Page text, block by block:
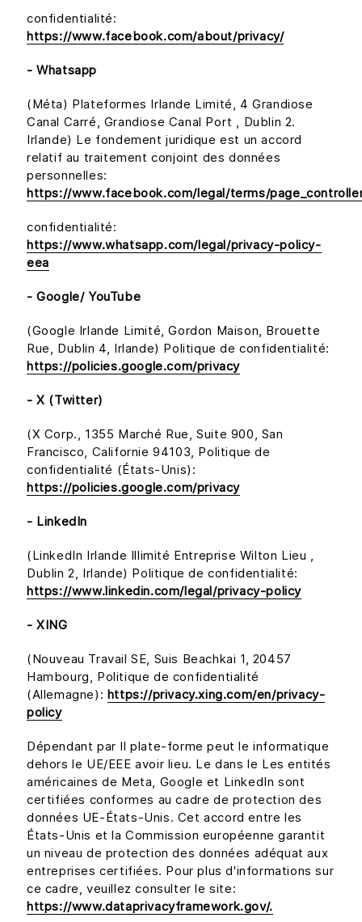
confidentialité:
https://www.facebook.com/about/privacy/
- Whatsapp
(Méta) Plateformes Irlande Limité, 4 Grandiose
Canal Carré, Grandiose Canal Port , Dublin 2.
Irlande) Le fondement juridique est un accord
relatif au traitement conjoint des données
personnelles:
https://www.facebook.com/legal/terms/
confidentialité:
https://www.whatsapp.com/legal/privacy-policy-
eea
- Google/ YouTube
(Google Irlande Limité, Gordon Maison, Brouette
Rue, Dublin 4, Irlande) Politique de confidentialité:
https://policies.google.com/privacy
- X (Twitter)
(X Corp., 1355 Marché Rue, Suite 900, San
Francisco, Californie 94103, Politique de
confidentialité (États-Unis):
https://policies.google.com/privacy
- LinkedIn
(LinkedIn Irlande Illimité Entreprise Wilton Lieu ,
Dublin 2, Irlande) Politique de confidentialité:
https://www.linkedin.com/legal/privacy-policy
- XING
(Nouveau Travail SE, Suis Beachkai 1, 20457
Hambourg, Politique de confidentialité
(Allemagne): https://privacy.xing.com/en/privacy-
policy
Dépendant par Il plate-forme peut le informatique
dehors le UE/EEE avoir lieu. Le dans le Les entités
américaines de Meta, Google et LinkedIn sont
certifiées conformes au cadre de protection des
données UE-États-Unis. Cet accord entre les
États-Unis et la Commission européenne garantit
un niveau de protection des données adéquat aux
entreprises certifiées. Pour plus d'informations sur
ce cadre, veuillez consulter le site:
https://www.dataprivacyframework.gov/.